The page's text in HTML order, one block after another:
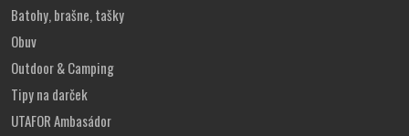
Batohy, brašne, tašky
Obuv
Outdoor & Camping
Tipy na darček
UTAFOR Ambasádor